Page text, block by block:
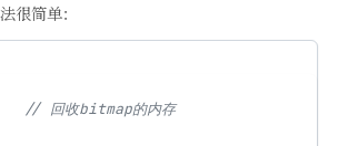
很简单：
// 回收bitmap的内存